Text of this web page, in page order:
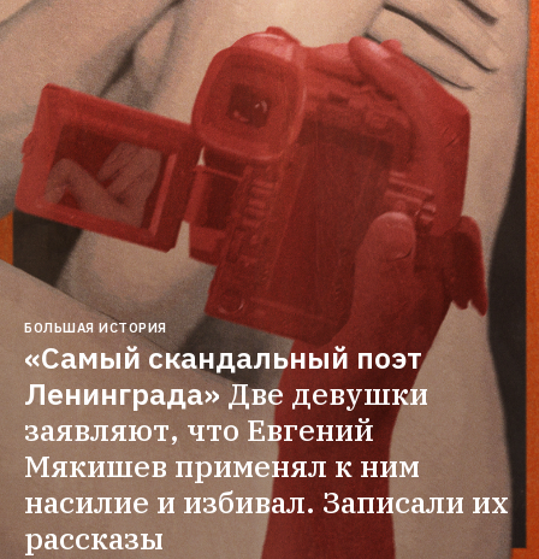
БОЛЬШАЯ ИСТОРИЯ
«Самый скандальный поэт
Ленинграда»Две девушки
заявляют, что Евгений
Мякишев применял к ним
насилие и избивал. Записали их
рассказы